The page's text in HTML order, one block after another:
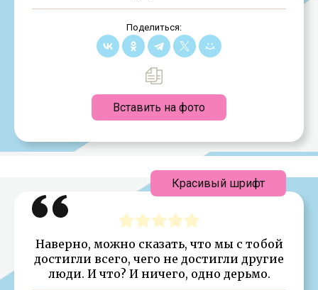
Поделиться:
Вставить на фото
Наверно, можно сказать, что мы с тобой
достигли всего, чего не достигли другие
люди. И что? И ничего, одно дерьмо.
Красивый шрифт